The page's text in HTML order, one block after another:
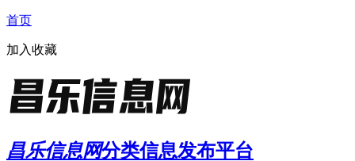
首页
加入收藏
昌乐信息网分类信息发布平台